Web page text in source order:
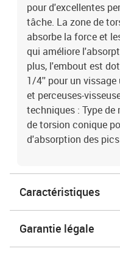
pour d'excellentes
tâche. La zone de
absorbe la force et
qui améliore
plus, l'embout est
1/4'' pour un vissage
et perceuses-
techniques : Type
de torsion conique
d'absorption des
Caractéristiques
Garantie légale